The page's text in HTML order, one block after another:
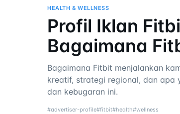
HEALTH & WELLNESS
Profil Iklan
Bagaimana
Bagaimana Fitbit menjalankan
kreatif, strategi regional, dan apa
dan kebugaran ini.
#advertiser-profile#fitbit#health#wellness